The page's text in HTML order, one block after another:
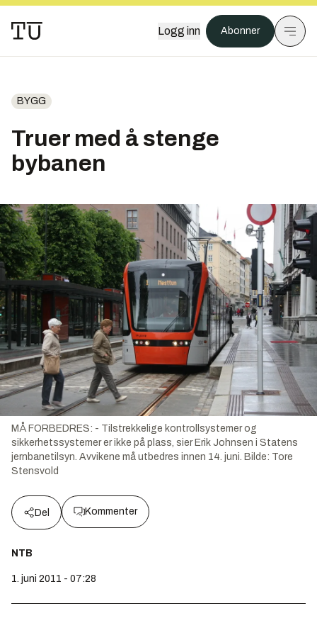
Logg inn Abonner
BYGG
Truer med å stenge
bybanen
MÅ FORBEDRES: - Tilstrekkelige kontrollsystemer og
sikkerhetssystemer er ikke på plass, sier Erik Johnsen i Statens
jernbanetilsyn. Avvikene må utbedres innen 14. juni. Bilde: Tore
Stensvold
Del Kommenter
NTB
1. juni 2011 - 07:28